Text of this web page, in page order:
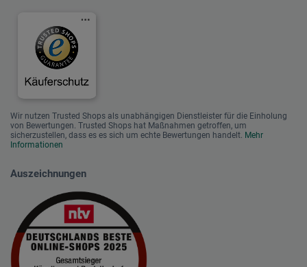
Wir nutzen Trusted Shops als unabhängigen Dienstleister für die Einholung
von Bewertungen. Trusted Shops hat Maßnahmen getroffen, um
sicherzustellen, dass es es sich um echte Bewertungen handelt. Mehr
Informationen
Auszeichnungen